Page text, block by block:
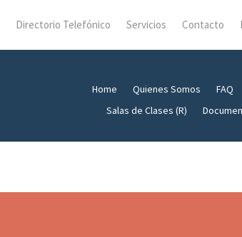
Directorio Telefónico Servicios Contacto
Home Quienes Somos FAQ
Salas de Clases (R)